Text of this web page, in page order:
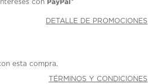
con PayPal*
DETALLE DE PROMOCIONES
esta compra.
TÉRMINOS Y CONDICIONES